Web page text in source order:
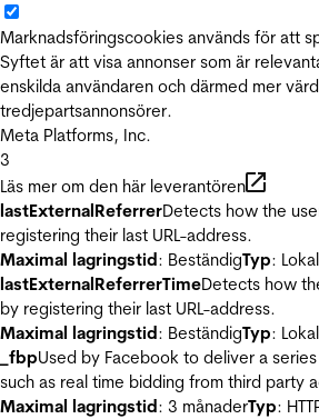
Marknadsföringscookies används för att
Syftet är att visa annonser som är
enskilda användaren och därmed mer
tredjepartsannonsörer.
Meta Platforms, Inc.
3
Läs mer om den här leverantören
lastExternalReferrerDetects how the
registering their last URL-address.
Maximal lagringstid: BeständigTyp:
lastExternalReferrerTimeDetects how
by registering their last URL-address.
Maximal lagringstid: BeständigTyp:
_fbpUsed by Facebook to deliver a
such as real time bidding from third party
Maximal lagringstid: 3 månaderTyp: